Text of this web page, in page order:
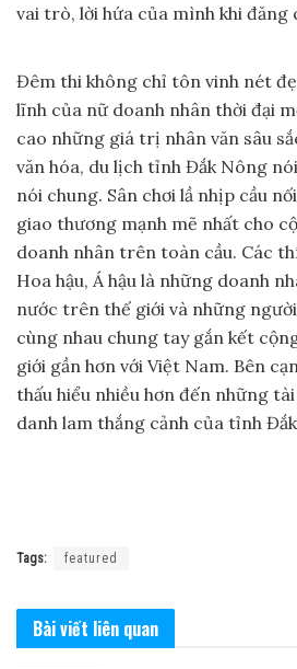
vai trò, lời hứa của mình khi đăng
Đêm thi không chỉ tôn vinh nét
lĩnh của nữ doanh nhân thời đại
cao những giá trị nhân văn sâu
văn hóa, du lịch tỉnh Đắk Nông
nói chung. Sân chơi lầ nhịp cầu
giao thương mạnh mẽ nhất cho
doanh nhân trên toàn cầu. Các
Hoa hậu, Á hậu là những doanh
nước trên thế giới và những
cùng nhau chung tay gắn kết
giới gần hơn với Việt Nam. Bên
thấu hiểu nhiều hơn đến những
danh lam thắng cảnh của tỉnh
Tags: featured
Bài viết liên quan